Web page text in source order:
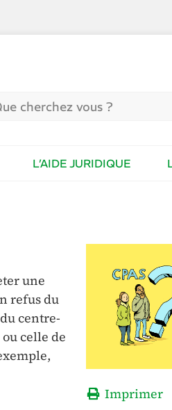
L’AIDE JURIDIQUE
une
refus du
centre-
celle de
Imprimer